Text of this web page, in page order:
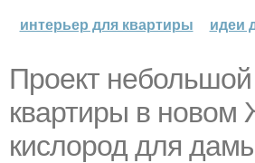
интерьер для квартиры
идеи
Проект
квартиры в новом
кислород для